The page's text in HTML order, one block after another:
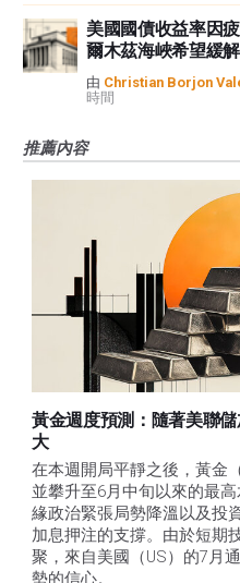
美國國債收益率因
爾木茲海峽希望緩
由 Christian Borjon
時間
推薦內容
黃金週度預測：隨著美聯
大
在本週開局平靜之後，黃金
並攀升至6月中旬以來的最
緣政治緊張局勢降溫以及投
加息押注的支撐。由於短期
聚，來自美國（US）的7月
勢的信心。